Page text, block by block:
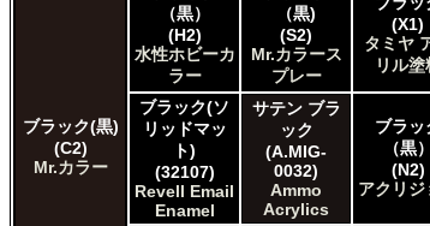
Acrylicos Vallejo Vallejo Mecha Color
Acrylicos Vallejo Vallejo Metal Color
Acrylicos Vallejo Vallejo Model Air
Acrylicos Vallejo Vallejo Model Color
Acrylicos Vallejo Vallejo Panzer Aces
Citadel Colour Citadel
E7 Paints E7 Paints
HATAKA HOBBY Hataka
Humbrol - Hornby Hobbies Humbrol Acrylic
ブラック(黒)
(C2)
Mr.カラー
（黒）
(H2)
水性ホビーカ
ラー
（黒)
(S2)
Mr.カラース
プレー
(X1)
タミヤ
リル塗
ブラック(ソ
リッドマッ
ト)
(32107)
Revell Email
Enamel
サテン ブラ
ック
(A.MIG-
0032)
Ammo
Acrylics
ブラッ
（黒）
(N2)
アクリジ